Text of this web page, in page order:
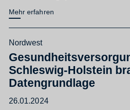
Mehr erfahren
Nordwest
Schleswig-Holstein
Datengrundlage
26.01.2024